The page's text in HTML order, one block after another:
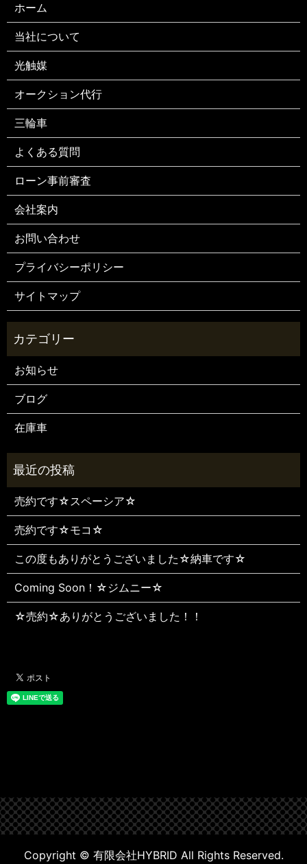
ホーム
当社について
光触媒
オークション代行
三輪車
よくある質問
ローン事前審査
会社案内
お問い合わせ
プライバシーポリシー
サイトマップ
お知らせ
ブログ
在庫車
売約です☆スペーシア☆
売約です☆モコ☆
この度もありがとうございました☆納車です☆
Coming Soon！☆ジムニー☆
☆売約☆ありがとうございました！！
Copyright © 有限会社HYBRID All Rights Reserved.